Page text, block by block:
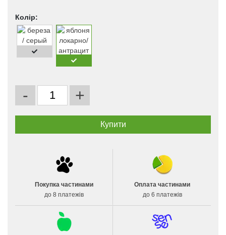
Колір:
- +
Покупка частинами
до 8 платежів
Оплата частинами
до 6 платежів